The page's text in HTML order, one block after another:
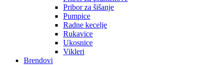
Pribor za šišanje
Pumpice
Radne kecelje
Rukavice
Ukosnice
Vikleri
Brendovi